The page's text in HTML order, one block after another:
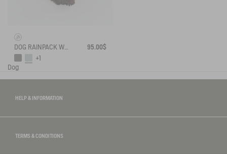
DOG RAINPACK WARM - WARM, FOLDABLE, AND WATERPROOF DOG PARKA
95.00$
+1
Dog
HELP & INFORMATION
TERMS & CONDITIONS